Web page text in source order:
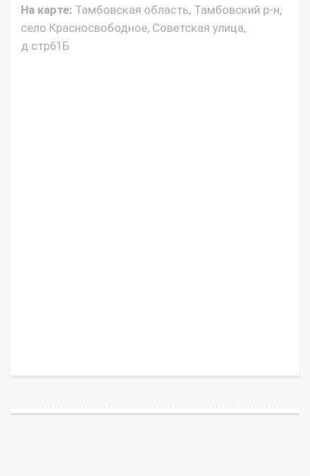
На карте: Тамбовская область, Тамбовский р-н,
село Красносвободное, Советская улица,
д.стр61Б